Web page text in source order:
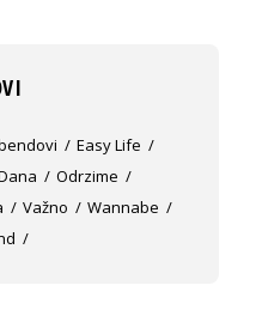
Easy Life
Odrzime
Važno
Wannabe